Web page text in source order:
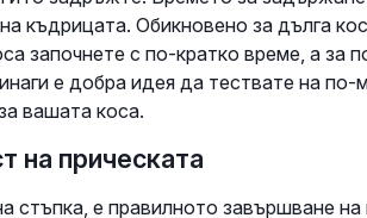
къдрицата. Обикновено за дълга
започнете с по-кратко време, а за
е добра идея да тествате на по-
вашата коса.
на прическата
е правилното завършване на